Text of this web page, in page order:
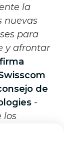
la
nuevas
para
y afrontar
de
-
los
con la
con